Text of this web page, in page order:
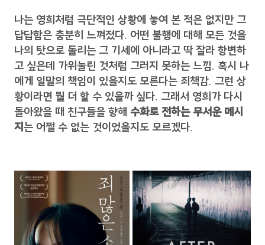
나는 영희처럼 극단적인 상황에 놓여 본 적은 없지만 그
답답함은 충분히 느껴졌다. 어떤 불행에 대해 모든 것을
나의 탓으로 돌리는 그 기세에 아니라고 딱 잘라 항변하
고 싶은데 가위눌린 것처럼 그러지 못하는 느낌. 혹시 나
에게 일말의 책임이 있을지도 모른다는 죄책감. 그런 상
황이라면 뭘 더 할 수 있을까 싶다. 그래서 영희가 다시
돌아왔을 때 친구들을 향해 수화로 전하는 무서운 메시
지 는 어쩔 수 없는 것이었을지도 모르겠다.